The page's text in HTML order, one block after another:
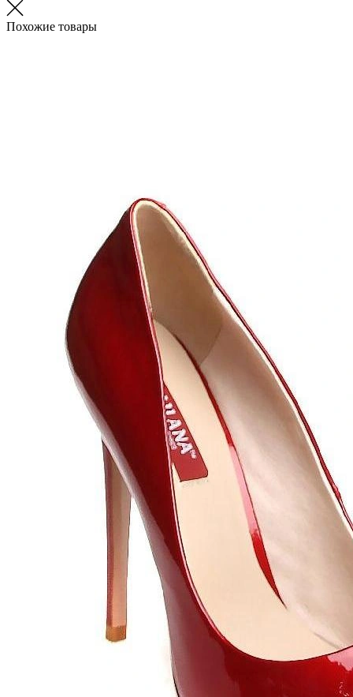
Похожие товары